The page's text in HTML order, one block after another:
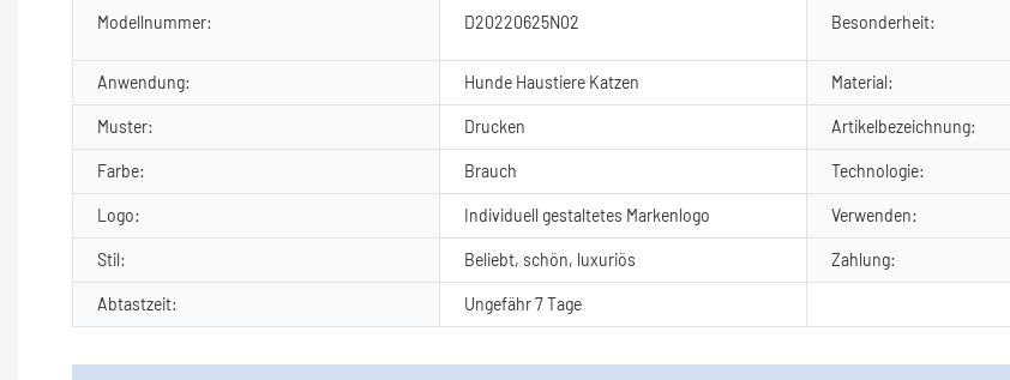
Modellnummer: D20220625N02 Besonderheit:
Anwendung: Hunde Haustiere Katzen Material:
Muster: Drucken Artikelbezeichnung:
Farbe: Brauch Technologie:
Logo: Individuell gestaltetes Markenlogo Verwenden:
Stil: Beliebt, schön, luxuriös Zahlung:
Abtastzeit: Ungefähr 7 Tage